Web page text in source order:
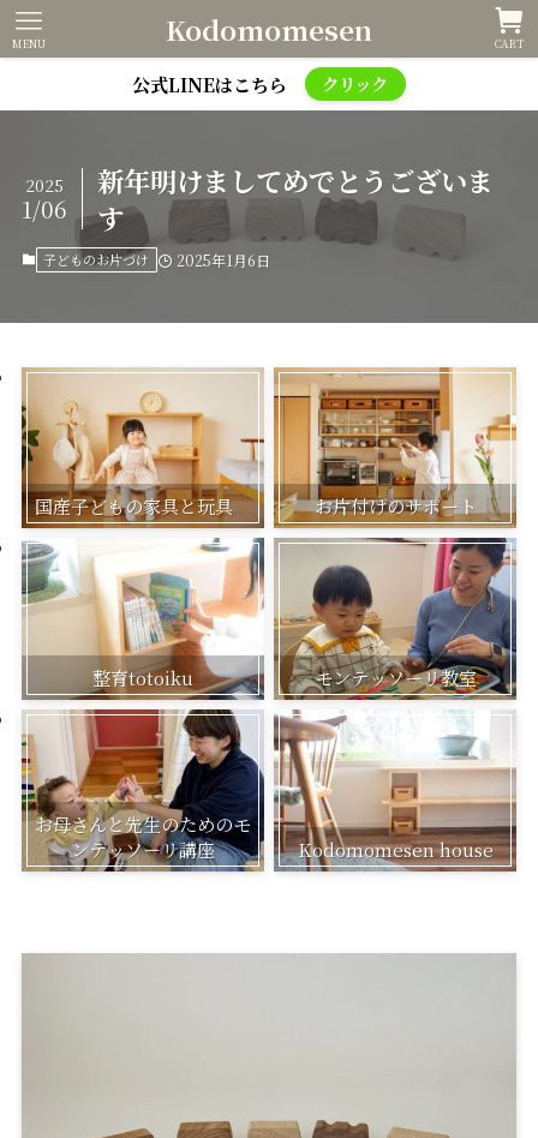
Kodomomesen CART
MENU
公式LINEはこちら クリック
新年明けましてめでとうございま
す
2025
1/06
子どものお片づけ 2025年1月6日
国産子どもの家具と玩具 お片付けのサポート
整育totoiku モンテッソーリ教室
お母さんと先生のためのモ
ンテッソーリ講座
Kodomomesen house